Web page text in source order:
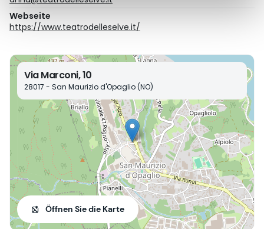
Webseite
https://www.teatrodelleselve.it/
Via Marconi, 10
28017 - San Maurizio d'Opaglio (NO)
Öffnen Sie die Karte